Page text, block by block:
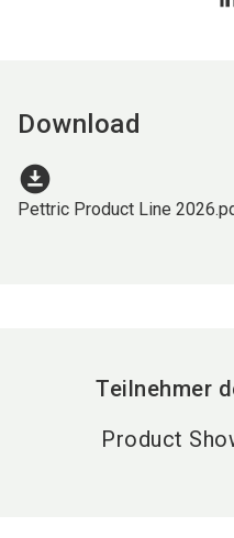
Download
download_for_offline
Pettric Product Line
Teilnehmer
Product